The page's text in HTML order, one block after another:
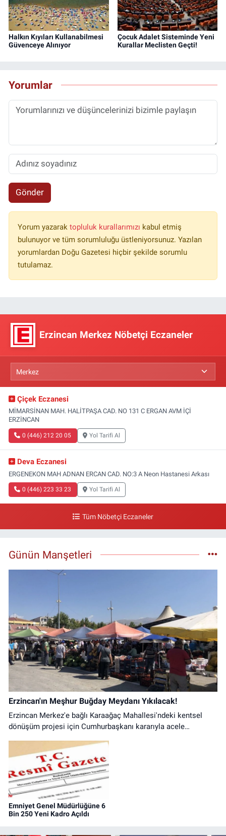
Halkın Kıyıları Kullanabilmesi
Güvenceye Alınıyor
Çocuk Adalet Sisteminde Yeni
Kurallar Meclisten Geçti!
Yorumlar
Gönder
Yorum yazarak topluluk kurallarımızı kabul etmiş
bulunuyor ve tüm sorumluluğu üstleniyorsunuz. Yazılan
yorumlardan Doğu Gazetesi hiçbir şekilde sorumlu
tutulamaz.
Erzincan Merkez Nöbetçi Eczaneler
Çiçek Eczanesi
MİMARSİNAN MAH. HALİTPAŞA CAD. NO 131 C ERGAN AVM İÇİ
ERZİNCAN
0 (446) 212 20 05 Yol Tarifi Al
Deva Eczanesi
ERGENEKON MAH ADNAN ERCAN CAD. NO:3 A Neon Hastanesi Arkası
0 (446) 223 33 23 Yol Tarifi Al
Tüm Nöbetçi Eczaneler
Günün Manşetleri
Erzincan'ın Meşhur Buğday Meydanı Yıkılacak!
Erzincan Merkez'e bağlı Karaağaç Mahallesi'ndeki kentsel
dönüşüm projesi için Cumhurbaşkanı kararıyla acele
Emniyet Genel Müdürlüğüne 6
Bin 250 Yeni Kadro Açıldı